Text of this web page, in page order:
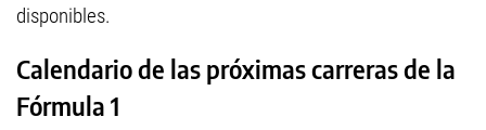
disponibles.
Calendario de las próximas carreras de la
Fórmula 1